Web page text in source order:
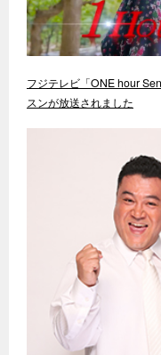
フジテレビ「ONE hour
スンが放送されました